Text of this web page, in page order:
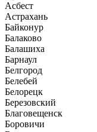
Асбест
Астрахань
Байконур
Балаково
Балашиха
Барнаул
Белгород
Белебей
Белорецк
Березовский
Благовещенск
Боровичи